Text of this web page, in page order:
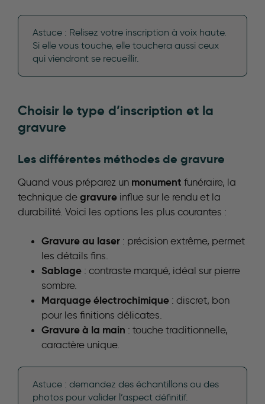
Astuce : Relisez votre inscription à voix haute.
Si elle vous touche, elle touchera aussi ceux
qui viendront se recueillir.
Choisir le type d’inscription et la
gravure
Les différentes méthodes de gravure
Quand vous préparez un monument funéraire, la
technique de gravure influe sur le rendu et la
durabilité. Voici les options les plus courantes :
Gravure au laser : précision extrême, permet
les détails fins.
Sablage : contraste marqué, idéal sur pierre
sombre.
Marquage électrochimique : discret, bon
pour les finitions délicates.
Gravure à la main : touche traditionnelle,
caractère unique.
Astuce : demandez des échantillons ou des
photos pour valider l’aspect définitif.